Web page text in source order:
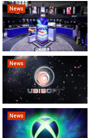
News
News
News